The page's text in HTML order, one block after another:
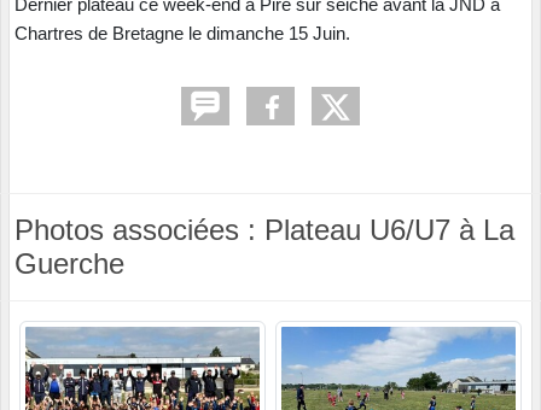
Dernier plateau ce week-end à Piré sur seiche avant la JND à
Chartres de Bretagne le dimanche 15 Juin.
Photos associées : Plateau U6/U7 à La
Guerche